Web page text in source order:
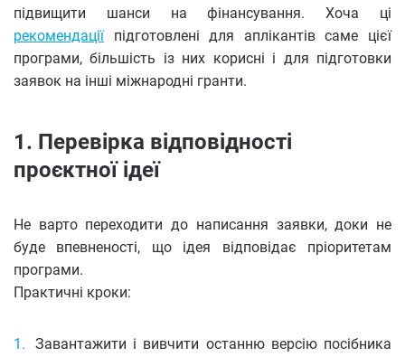
підвищити шанси на фінансування. Хоча ці
рекомендаціїпідготовлені для аплікантів саме цієї
програми, більшість із них корисні і для підготовки
заявок на інші міжнародні гранти.
1. Перевірка відповідності
проєктної ідеї
Не варто переходити до написання заявки, доки не
буде впевненості, що ідея відповідає пріоритетам
програми.
Практичні кроки:
Завантажити і вивчити останню версію посібника